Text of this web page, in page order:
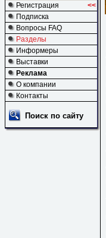
Регистрация
<<
Подписка
Вопросы FAQ
Разделы
Информеры
Выставки
Реклама
О компании
Контакты
Поиск по сайту